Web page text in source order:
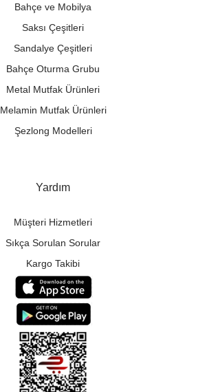
Bahçe ve Mobilya
Saksı Çeşitleri
Sandalye Çeşitleri
Bahçe Oturma Grubu
Metal Mutfak Ürünleri
Melamin Mutfak Ürünleri
Şezlong Modelleri
Yardım
Müşteri Hizmetleri
Sıkça Sorulan Sorular
Kargo Takibi